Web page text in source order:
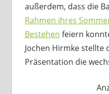
außerdem, dass die
Rahmen ihres
Bestehen feiern
Jochen Hirmke stellte
Präsentation die